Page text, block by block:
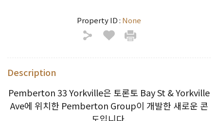
Property ID : None
Description
Pemberton 33 Yorkville은 토론토 Bay St & Yorkville
Ave에 위치한 Pemberton Group이 개발한 새로운 콘
도입니다.